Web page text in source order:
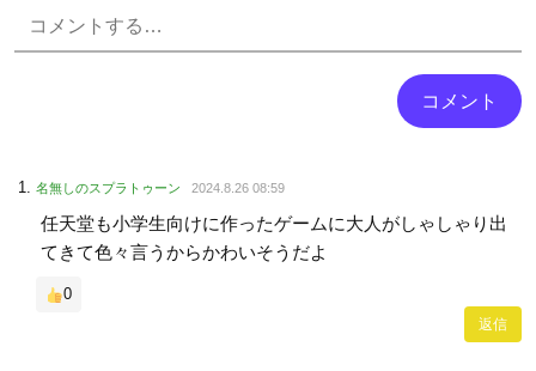
名無しのスプラトゥーン 2024.8.26 08:59
任天堂も小学生向けに作ったゲームに大人がしゃしゃり出
てきて色々言うからかわいそうだよ
0
返信